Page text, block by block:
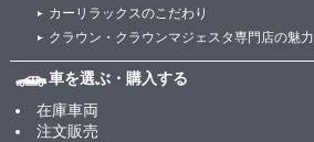
カーリラックスのこだわり
クラウン・クラウンマジェスタ専門店の魅力
車を選ぶ・購入する
在庫車両
注文販売